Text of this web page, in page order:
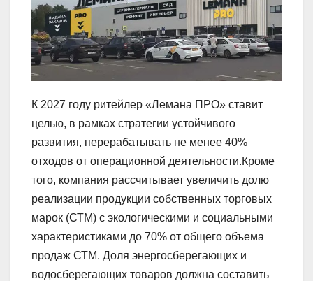
К 2027 году ритейлер «Лемана ПРО» ставит
целью, в рамках стратегии устойчивого
развития, перерабатывать не менее 40%
отходов от операционной деятельности.Кроме
того, компания рассчитывает увеличить долю
реализации продукции собственных торговых
марок (СТМ) с экологическими и социальными
характеристиками до 70% от общего объема
продаж СТМ. Доля энергосберегающих и
водосберегающих товаров должна составить